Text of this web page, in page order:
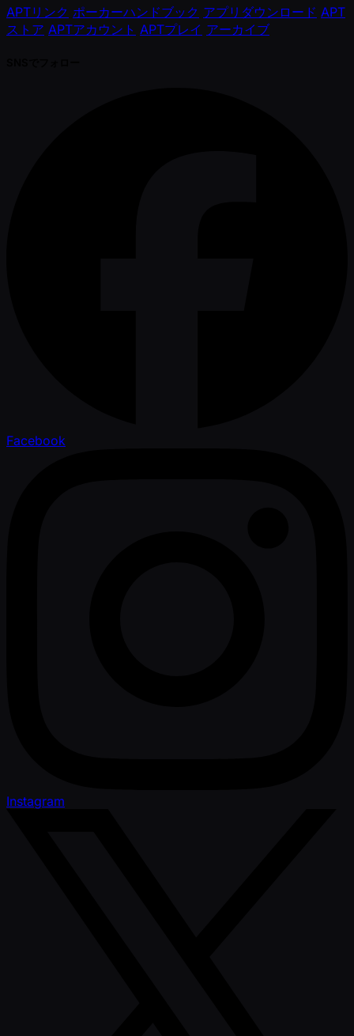
APTリンク ポーカーハンドブック アプリダウンロード APT
ストア APTアカウント APTプレイ アーカイブ
Facebook
Instagram